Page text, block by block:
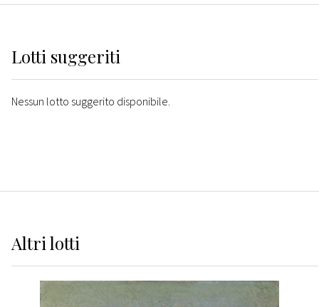
Lotti suggeriti
Nessun lotto suggerito disponibile.
Altrilotti